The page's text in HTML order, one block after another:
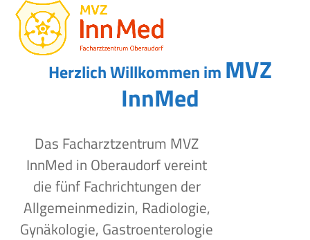
Skip
content
Open
mobile
menu
Close
mobile
menu
Herzlich Willkommen im MVZ
InnMed
Das Facharztzentrum MVZ
InnMed in Oberaudorf vereint
die fünf Fachrichtungen der
Allgemeinmedizin, Radiologie,
Gynäkologie, Gastroenterologie